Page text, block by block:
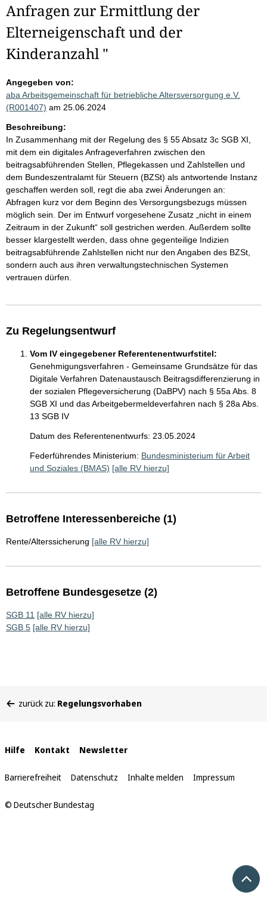
Anfragen zur Ermittlung der
Elterneigenschaft und der
Kinderanzahl "
Angegeben von:
aba Arbeitsgemeinschaft für betriebliche Altersversorgung e.V.
(R001407) am 25.06.2024
Beschreibung:
In Zusammenhang mit der Regelung des § 55 Absatz 3c SGB XI,
mit dem ein digitales Anfrageverfahren zwischen den
beitragsabführenden Stellen, Pflegekassen und Zahlstellen und
dem Bundeszentralamt für Steuern (BZSt) als antwortende Instanz
geschaffen werden soll, regt die aba zwei Änderungen an:
Abfragen kurz vor dem Beginn des Versorgungsbezugs müssen
möglich sein. Der im Entwurf vorgesehene Zusatz „nicht in einem
Zeitraum in der Zukunft“ soll gestrichen werden. Außerdem sollte
besser klargestellt werden, dass ohne gegenteilige Indizien
beitragsabführende Zahlstellen nicht nur den Angaben des BZSt,
sondern auch aus ihren verwaltungstechnischen Systemen
vertrauen dürfen.
Zu Regelungsentwurf
Vom IV eingegebener Referentenentwurfstitel:
Genehmigungsverfahren - Gemeinsame Grundsätze für das
Digitale Verfahren Datenaustausch Beitragsdifferenzierung in
der sozialen Pflegeversicherung (DaBPV) nach § 55a Abs. 8
SGB XI und das Arbeitgebermeldeverfahren nach § 28a Abs.
13 SGB IV
Datum des Referentenentwurfs: 23.05.2024
Federführendes Ministerium: Bundesministerium für Arbeit
und Soziales (BMAS) [alle RV hierzu]
Betroffene Interessenbereiche (1)
Rente/Alterssicherung [alle RV hierzu]
Betroffene Bundesgesetze (2)
SGB 11 [alle RV hierzu]
SGB 5 [alle RV hierzu]
befinden
zurück zu: Regelungsvorhaben
Interne
Links
Hilfe Kontakt Newsletter
Barrierefreiheit Datenschutz Inhalte melden Impressum
© Deutscher Bundestag